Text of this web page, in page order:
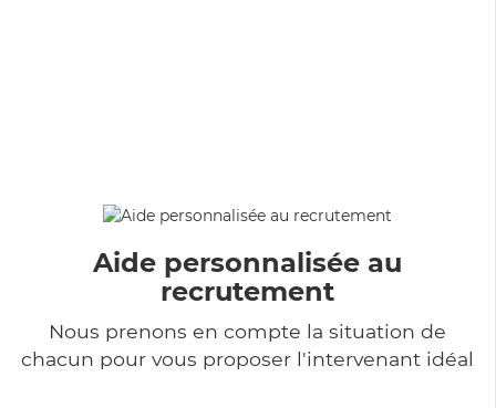
Aide personnalisée au
recrutement
Nous prenons en compte la situation de
chacun pour vous proposer l'intervenant idéal